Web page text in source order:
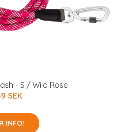
- S / Wild Rose
SEK
INFO!